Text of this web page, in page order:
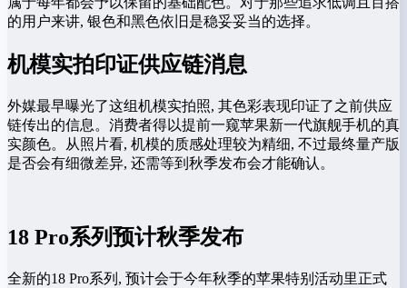
的用户来讲, 银色和黑色依旧是稳妥妥当的选择。
机模实拍印证供应链消息
外媒最早曝光了这组机模实拍照, 其色彩表现印证了之前供应
链传出的信息。消费者得以提前一窥苹果新一代旗舰手机的真
实颜色。从照片看, 机模的质感处理较为精细, 不过最终量产版
是否会有细微差异, 还需等到秋季发布会才能确认。
18 Pro系列预计秋季发布
全新的18 Pro系列, 预计会于今年秋季的苹果特别活动里正式